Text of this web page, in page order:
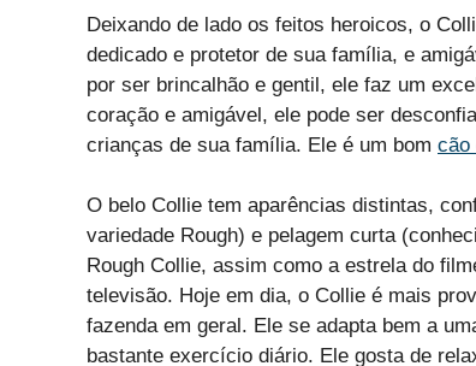
Deixando de lado os feitos heroicos, o
dedicado e protetor de sua família, e
por ser brincalhão e gentil, ele faz um
coração e amigável, ele pode ser
crianças de sua família. Ele é um bom cão
O belo Collie tem aparências distintas,
variedade Rough) e pelagem curta
Rough Collie, assim como a estrela do
televisão. Hoje em dia, o Collie é mais
fazenda em geral. Ele se adapta bem a
bastante exercício diário. Ele gosta de